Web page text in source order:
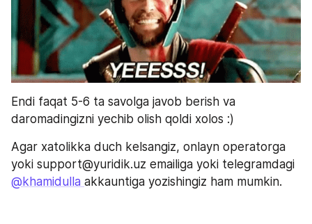
Endi faqat 5-6 ta savolga javob berish va
daromadingizni yechib olish qoldi xolos :)
Agar xatolikka duch kelsangiz, onlayn operatorga
@khamidulla akkauntiga yozishingiz ham mumkin.